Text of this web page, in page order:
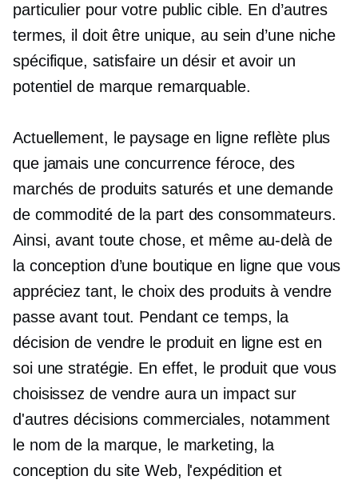
particulier pour votre public cible. En d’autres
termes, il doit être unique, au sein d’une niche
spécifique, satisfaire un désir et avoir un
potentiel de marque remarquable.
Actuellement, le paysage en ligne reflète plus
que jamais une concurrence féroce, des
marchés de produits saturés et une demande
de commodité de la part des consommateurs.
Ainsi, avant toute chose, et même au-delà de
la conception d’une boutique en ligne que vous
appréciez tant, le choix des produits à vendre
passe avant tout. Pendant ce temps, la
décision de vendre le produit en ligne est en
soi une stratégie. En effet, le produit que vous
choisissez de vendre aura un impact sur
d'autres décisions commerciales, notamment
le nom de la marque, le marketing, la
conception du site Web, l'expédition et